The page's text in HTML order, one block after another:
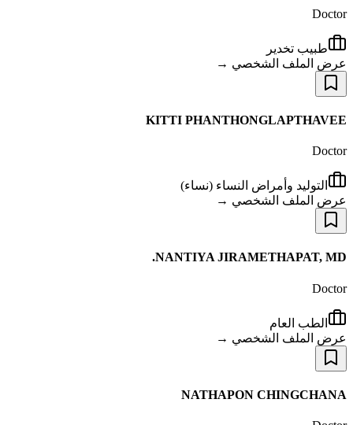
Doctor
طبيب تخدير
عرض الملف الشخصي →
KITTI PHANTHONGLAPTHAVEE
Doctor
التوليد وأمراض النساء (نساء)
عرض الملف الشخصي →
NANTIYA JIRAMETHAPAT, MD.
Doctor
الطب العام
عرض الملف الشخصي →
NATHAPON CHINGCHANA